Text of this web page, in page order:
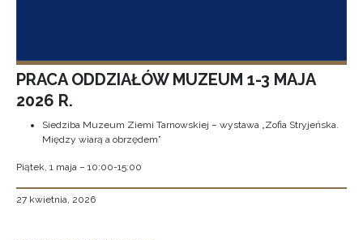
PRACA ODDZIAŁÓW MUZEUM 1-3 MAJA
2026 R.
Siedziba Muzeum Ziemi Tarnowskiej – wystawa „Zofia Stryjeńska.
Między wiarą a obrzędem”
Piątek, 1 maja – 10:00-15:00
27 kwietnia, 2026